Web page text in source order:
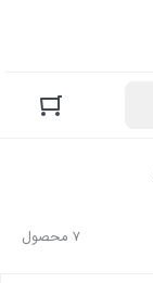
7 محصول